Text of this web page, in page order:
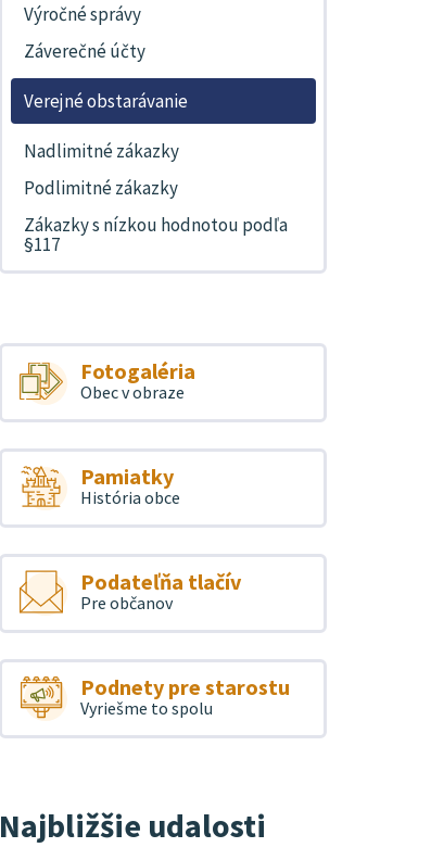
Výročné správy
Záverečné účty
Verejné obstarávanie
Nadlimitné zákazky
Podlimitné zákazky
Zákazky s nízkou hodnotou podľa
§117
Fotogaléria
Obec v obraze
Pamiatky
História obce
Podateľňa tlačív
Pre občanov
Podnety pre starostu
Vyriešme to spolu
Najbližšie udalosti